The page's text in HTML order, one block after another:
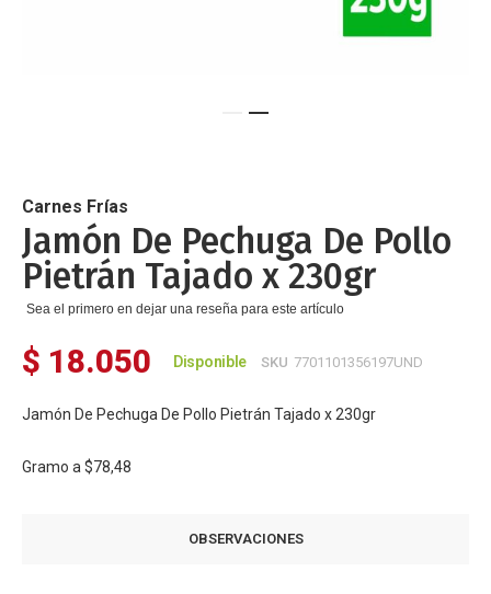
de
la
galería
de
imágenes
Carnes Frías
Jamón De Pechuga De Pollo
Pietrán Tajado x 230gr
Sea el primero en dejar una reseña para este artículo
$ 18.050 Disponible SKU 7701101356197UND
Jamón De Pechuga De Pollo Pietrán Tajado x 230gr
Gramo a $78,48
OBSERVACIONES